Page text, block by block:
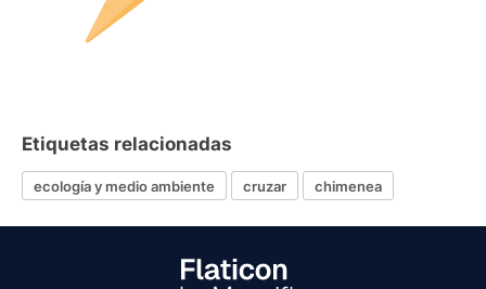
Etiquetas relacionadas
ecología y medio ambiente cruzar chimenea